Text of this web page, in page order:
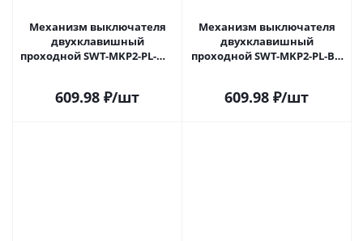
Механизм выключателя
двухклавишный
проходной SWT-MKP2-PL-WH
609.98 ₽/шт
Механизм выключателя
двухклавишный
проходной SWT-MKP2-PL-BK
609.98 ₽/шт